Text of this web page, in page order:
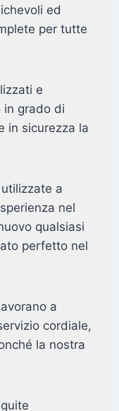
ed
per tutte
e
in grado di
in sicurezza la
a
nel
qualsiasi
perfetto nel
a
cordiale,
la nostra